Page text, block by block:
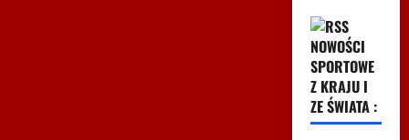
NOWOŚCI
SPORTOWE
Z KRAJU I
ZE ŚWIATA :